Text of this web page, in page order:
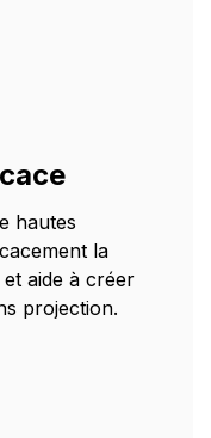
hautes
la
aide à créer
projection.